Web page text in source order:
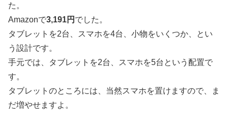
た。
Amazonで3,191円 でした。
タブレットを2台、スマホを4台、小物をいくつか、とい
う設計です。
手元では、タブレットを2台、スマホを5台という配置で
す。
タブレットのところには、当然スマホを置けますので、ま
だ増やせますよ。